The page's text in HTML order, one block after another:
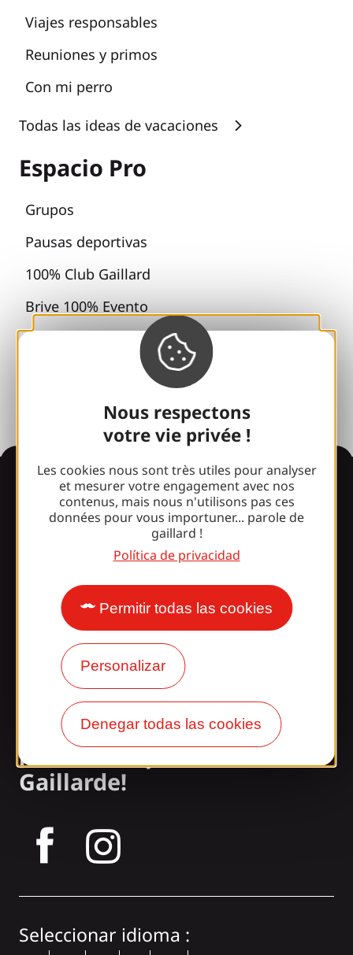
Nous respectons
votre vie privée !
Les cookies nous sont très utiles pour analyser
et mesurer votre engagement avec nos
contenus, mais nous n'utilisons pas ces
données pour vous importuner... parole de
gaillard !
Política de privacidad
Permitir todas las cookies
Personalizar
Denegar todas las cookies
Viajes responsables
Reuniones y primos
Con mi perro
Todas las ideas de vacaciones
Espacio Pro
Grupos
Pausas deportivas
100% Club Gaillard
Brive 100% Evento
Fototeca
Información
¿Le sorprende nuestro
Nuestros horarios
Acceso y transporte
Nuestros folletos
Nuestro blog
¡Únete a la pandilla
Gaillarde!
Seleccionar idioma :